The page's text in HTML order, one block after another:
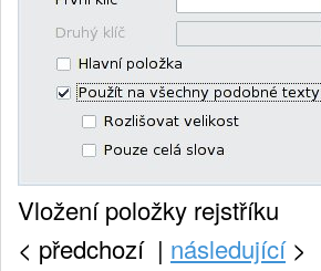
Vložení položky rejstříku
< předchozí | následující>